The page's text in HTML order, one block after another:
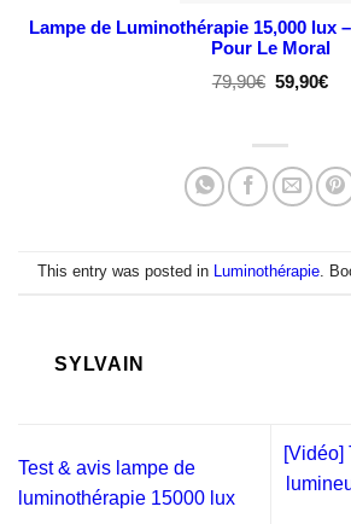
Lampe de Luminothérapie 15,000 lux
Pour Le Moral
79,90€ Le
prix
79,90€.
59,90€Le
This entry was posted in Luminothérapie.
SYLVAIN
Test & avis lampe de
luminothérapie 15000 lux
[Vidéo]